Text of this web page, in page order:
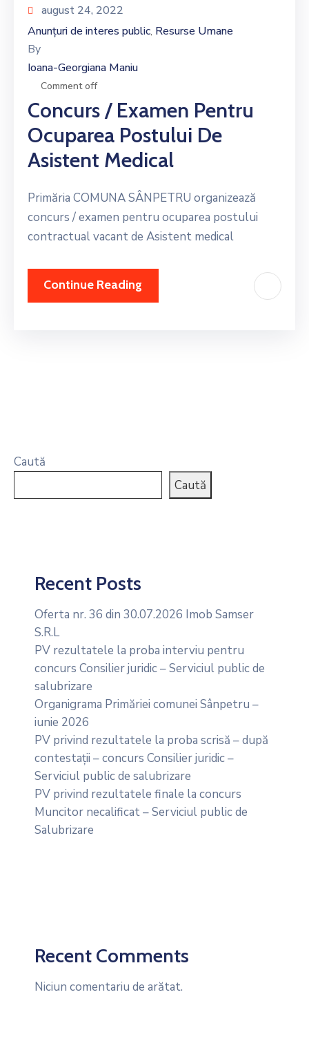
august 24, 2022
Anunțuri de interes public‚ Resurse Umane
By
Ioana-Georgiana Maniu
Comment off
Concurs / Examen Pentru
Ocuparea Postului De
Asistent Medical
Primăria COMUNA SÂNPETRU organizează
concurs / examen pentru ocuparea postului
contractual vacant de Asistent medical
Continue Reading
Caută
Caută
Recent Posts
Oferta nr. 36 din 30.07.2026 Imob Samser
S.R.L
PV rezultatele la proba interviu pentru
concurs Consilier juridic – Serviciul public de
salubrizare
Organigrama Primăriei comunei Sânpetru –
iunie 2026
PV privind rezultatele la proba scrisă – după
contestații – concurs Consilier juridic –
Serviciul public de salubrizare
PV privind rezultatele finale la concurs
Muncitor necalificat – Serviciul public de
Salubrizare
Recent Comments
Niciun comentariu de arătat.